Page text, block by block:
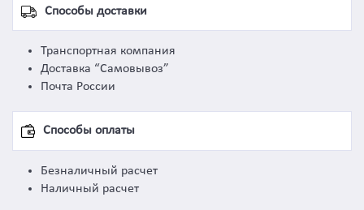
Способы доставки
Транспортная компания
Доставка “Самовывоз”
Почта России
Способы оплаты
Безналичный расчет
Наличный расчет